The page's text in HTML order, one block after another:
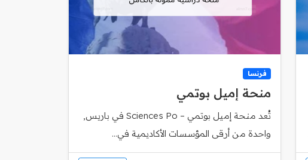
فرنسا
منحة إميل بوتمي
تُعد منحة إميل بوتمي – Sciences Po في باريس,
واحدة من أرقى المؤسسات الأكاديمية في...